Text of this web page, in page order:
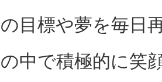
目標や夢を毎日
の中で積極的に笑